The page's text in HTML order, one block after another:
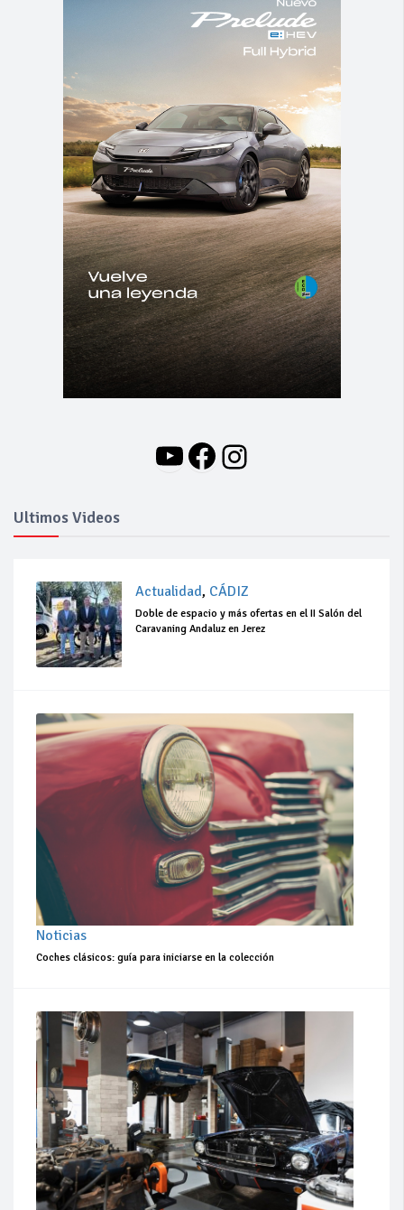
YouTube
Facebook
Instagram
Ultimos Videos
Actualidad, CÁDIZ
Doble de espacio y más ofertas en el II Salón del
Caravaning Andaluz en Jerez
Noticias
Coches clásicos: guía para iniciarse en la colección